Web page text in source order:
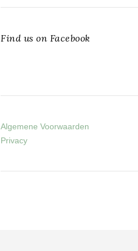
Find us on Facebook
Algemene Voorwaarden
Privacy